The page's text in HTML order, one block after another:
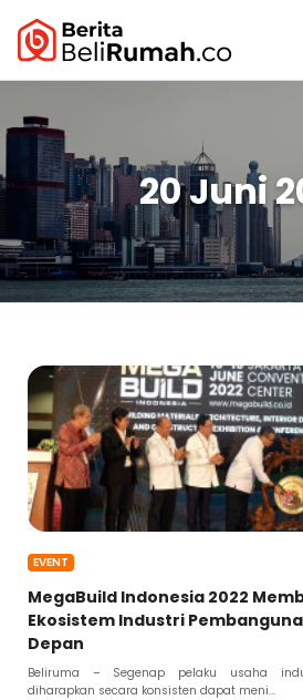
20 Juni
EVENT
MegaBuild Indonesia 2022
Ekosistem Industri
Depan
Beliruma – Segenap pelaku usaha
diharapkan secara konsisten dapat meni...